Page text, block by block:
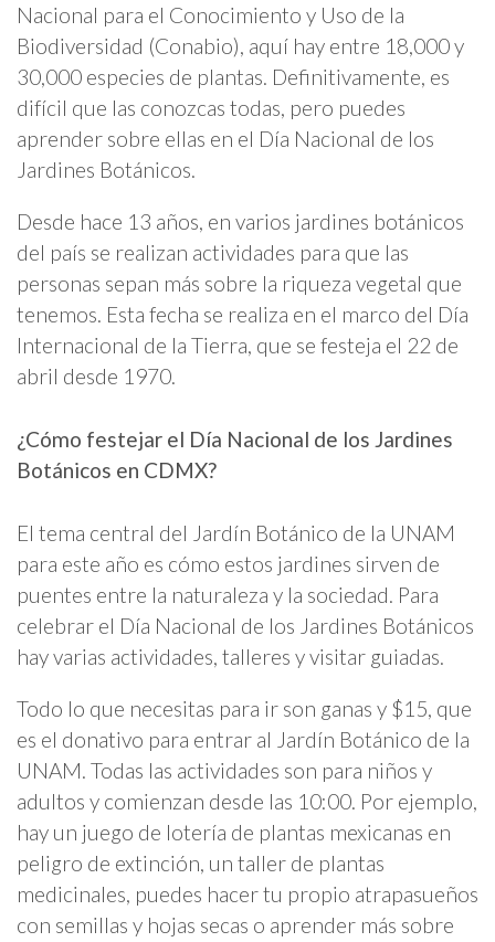
Nacional para el Conocimiento y Uso de la
Biodiversidad (Conabio), aquí hay entre 18,000 y
30,000 especies de plantas. Definitivamente, es
difícil que las conozcas todas, pero puedes
aprender sobre ellas en el Día Nacional de los
Jardines Botánicos.
Desde hace 13 años, en varios jardines botánicos
del país se realizan actividades para que las
personas sepan más sobre la riqueza vegetal que
tenemos. Esta fecha se realiza en el marco del Día
Internacional de la Tierra, que se festeja el 22 de
abril desde 1970.
¿Cómo festejar el Día Nacional de los Jardines
Botánicos en CDMX?
El tema central del Jardín Botánico de la UNAM
para este año es cómo estos jardines sirven de
puentes entre la naturaleza y la sociedad. Para
celebrar el Día Nacional de los Jardines Botánicos
hay varias actividades, talleres y visitar guiadas.
Todo lo que necesitas para ir son ganas y $15, que
es el donativo para entrar al Jardín Botánico de la
UNAM. Todas las actividades son para niños y
adultos y comienzan desde las 10:00. Por ejemplo,
hay un juego de lotería de plantas mexicanas en
peligro de extinción, un taller de plantas
medicinales, puedes hacer tu propio atrapasueños
con semillas y hojas secas o aprender más sobre